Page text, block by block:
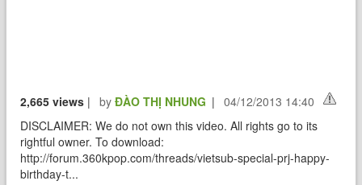
2,665 views | byĐÀO THỊ NHUNG |
04/12/2013 14:40
DISCLAIMER: We do not own this video. All rights go to its
rightful owner. To download:
http://forum.360kpop.com/threads/vietsub-special-prj-happy-
birthday-t...